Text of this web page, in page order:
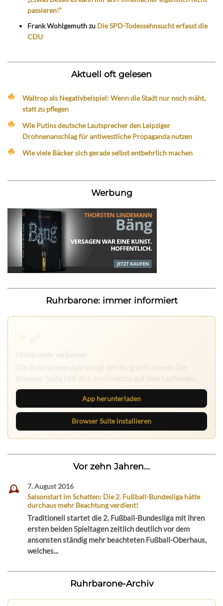
passieren!“
Frank Wohlgemuthzu Die SPD-Todessehnsucht erfasst die
CDU
Aktuell oft gelesen
Waltrop als Negativbeispiel: Wenn die Stadt nur noch mäht,
statt zu pflegen
Wie Putins deutsche Lautsprecher den Leipziger
Drohnenanschlag für antiwestliche Propaganda nutzen
Wie viele Bäcker sich gerade selbst entbehrlich machen
Werbung
Ruhrbarone: immer informiert
App herunterladen
Browser Suite installieren
Vor zehn Jahren...
7. August 2016
Saisonstart im Schatten: Die 2. Fußball-Bundesliga hätte
durchaus mehr Beachtung verdient!
Traditionell startet die 2. Fußball-Bundesliga mit ihren
ersten beiden Spieltagen zeitlich deutlich vor dem
ansonsten ständig mehr beachteten Fußball-Oberhaus,
welches...
Ruhrbarone-Archiv